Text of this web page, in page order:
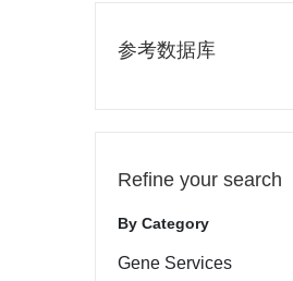
参考数据库
Refine your search
By Category
Gene Services